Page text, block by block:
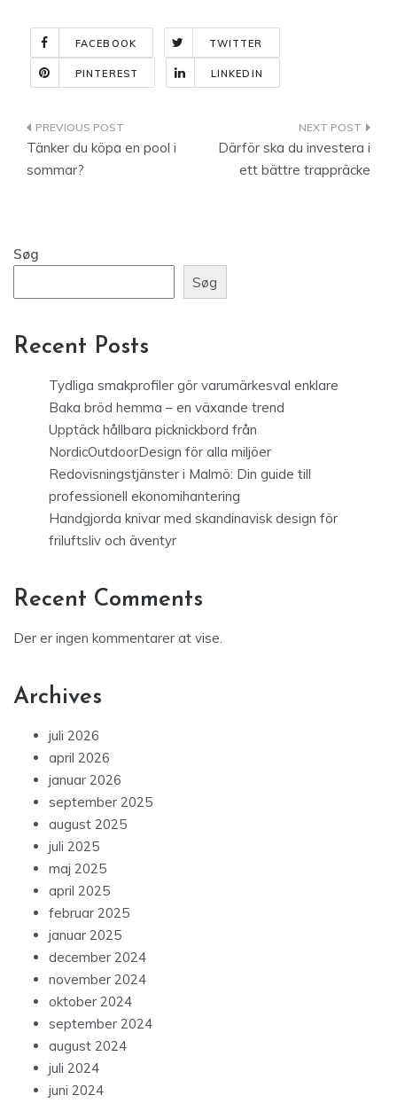
FACEBOOK TWITTER
PINTEREST LINKEDIN
Indlægsnavigation
Tänker du köpa en pool i
sommar?
Därför ska du investera i
ett bättre trappräcke
Søg
Søg
Recent Posts
Tydliga smakprofiler gör varumärkesval enklare
Baka bröd hemma – en växande trend
Upptäck hållbara picknickbord från
NordicOutdoorDesign för alla miljöer
Redovisningstjänster i Malmö: Din guide till
professionell ekonomihantering
Handgjorda knivar med skandinavisk design för
friluftsliv och äventyr
Recent Comments
Der er ingen kommentarer at vise.
Archives
juli 2026
april 2026
januar 2026
september 2025
august 2025
juli 2025
maj 2025
april 2025
februar 2025
januar 2025
december 2024
november 2024
oktober 2024
september 2024
august 2024
juli 2024
juni 2024